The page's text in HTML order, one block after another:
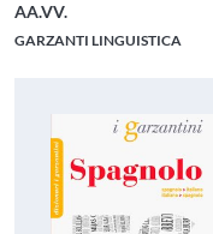
AA.VV.
GARZANTI LINGUISTICA